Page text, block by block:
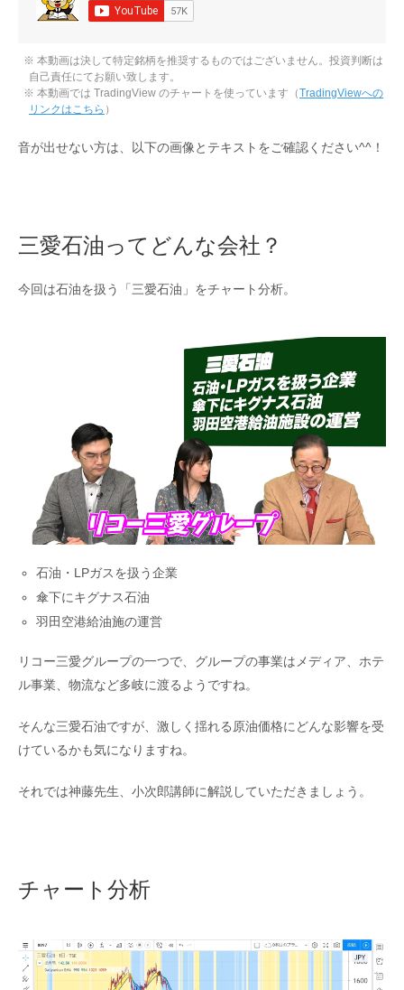
※ 本動画は決して特定銘柄を推奨するものではございません。投資判断は
自己責任にてお願い致します。
※ 本動画では TradingView のチャートを使っています（TradingViewへの
リンクはこちら ）
音が出せない方は、以下の画像とテキストをご確認ください^^！
三愛石油ってどんな会社？
今回は石油を扱う「三愛石油」をチャート分析。
石油・LPガスを扱う企業
傘下にキグナス石油
羽田空港給油施の運営
リコー三愛グループの一つで、グループの事業はメディア、ホテ
ル事業、物流など多岐に渡るようですね。
そんな三愛石油ですが、激しく揺れる原油価格にどんな影響を受
けているかも気になりますね。
それでは神藤先生、小次郎講師に解説していただきましょう。
チャート分析